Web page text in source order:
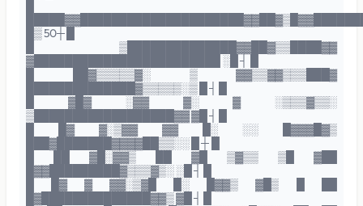
█▒ 50┼ █
█ ▒██████████████▓▓██▓▒▒████▓▓
▓████████████████████████ ░█ ┤ █
█ ██▓▒▒▒▒▒▓░ ▒ ▓▓▒▒▓▓▒▒▒███▓
██████████████▓▒▒▒▒▒░▒ █ ┤ █
█ ▓█▓ ░▓▓ ▓░ ▓ ░▒▒▒▓▒▒░
▒██████████████████▓▓ ▓█ ┤ █
█ █▓ ▓░▒▓▓ ▓▓ █░ ░░ █▓▓▓█▓▒
███▓███████▓▓▓▓██▒▒░░ █ ┼ █
█ ██ ▓█░▓▓▒ ██ ▓█ ▒▓▒▒ ▒█ ▓██
█▓▓█████████▓▒▒▒▓▒░ ░█ ┤ █
█ █▓ ▓ ▓▓░▒▓█ █░ █▓▓▒ ▓█▒ █ ██
█▓██████████████▓▓▒ ▓█ ┤ █